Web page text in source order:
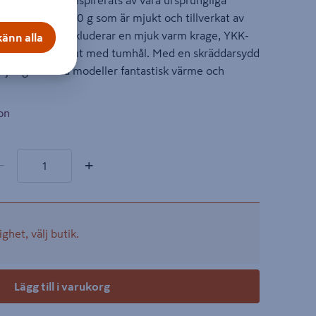
material på 410 g som är mjukt och tillverkat av
Detaljerna inkluderar en mjuk varm krage, YKK-
ärmslut med tumhål. Med en skräddarsydd
ger dessa modeller fantastisk värme och
+
välj butik.
Lägg till i varukorg
alla